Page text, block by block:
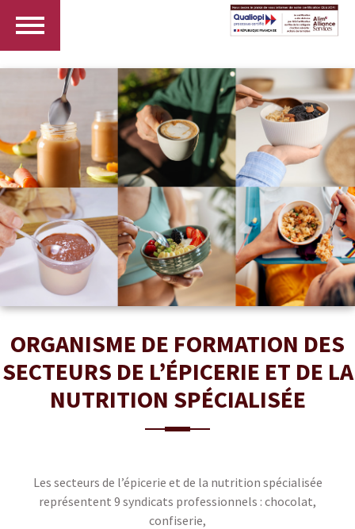
ORGANISME DE FORMATION DES
SECTEURS DE L’ÉPICERIE ET DE LA
NUTRITION SPÉCIALISÉE
Les secteurs de l’épicerie et de la nutrition spécialisée
représentent 9 syndicats professionnels : chocolat,
confiserie,